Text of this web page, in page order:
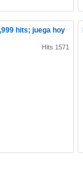
hits; juega hoy
Hits 1571